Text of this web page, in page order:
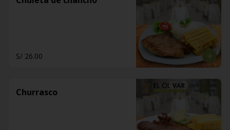
S/ 26.00
Churrasco